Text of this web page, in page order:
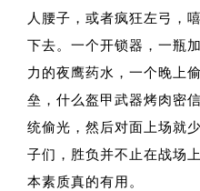
人腰子，或者疯狂左弓，
下去。一个开锁器，一瓶
力的夜鹰药水，一个晚上
垒，什么盔甲武器烤肉密
统偷光，然后对面上场就
子们，胜负并不止在战场
本素质真的有用。